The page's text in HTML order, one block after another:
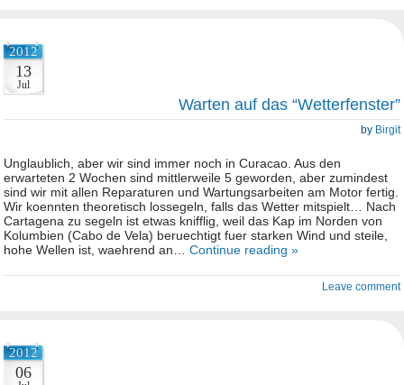
2012
13
Jul
Warten auf das “Wetterfenster”
by Birgit
Unglaublich, aber wir sind immer noch in Curacao. Aus den
erwarteten 2 Wochen sind mittlerweile 5 geworden, aber zumindest
sind wir mit allen Reparaturen und Wartungsarbeiten am Motor fertig.
Wir koennten theoretisch lossegeln, falls das Wetter mitspielt… Nach
Cartagena zu segeln ist etwas knifflig, weil das Kap im Norden von
Kolumbien (Cabo de Vela) beruechtigt fuer starken Wind und steile,
hohe Wellen ist, waehrend an… Continue reading »
Leave comment
2012
06